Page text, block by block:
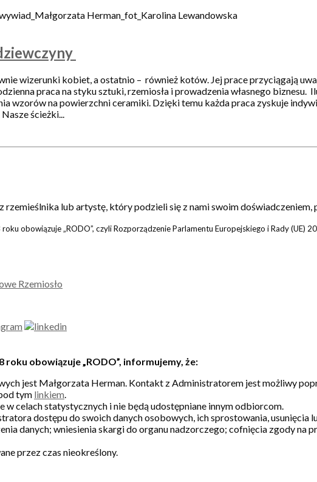
wizerunki kobiet, a ostatnio – również kotów. Jej prace przyciągają
praca na styku sztuki, rzemiosła i prowadzenia własnego
wzorów na powierzchni ceramiki. Dzięki temu każda praca zyskuje
ścieżki...
rzemieślnika lub artystę, który podzieli się z nami swoim doświadczeniem,
obowiązuje „RODO”, czyli Rozporządzenie Parlamentu Europejskiego i Rady
Rzemiosło
roku obowiązuje „RODO”, informujemy, że:
jest Małgorzata Herman. Kontakt z Administratorem jest możliwy
tym linkiem
celach statystycznych i nie będą udostępniane innym odbiorcom.
dostępu do swoich danych osobowych, ich sprostowania,
danych; wniesienia skargi do organu nadzorczego; cofnięcia zgody na
przez czas nieokreślony.